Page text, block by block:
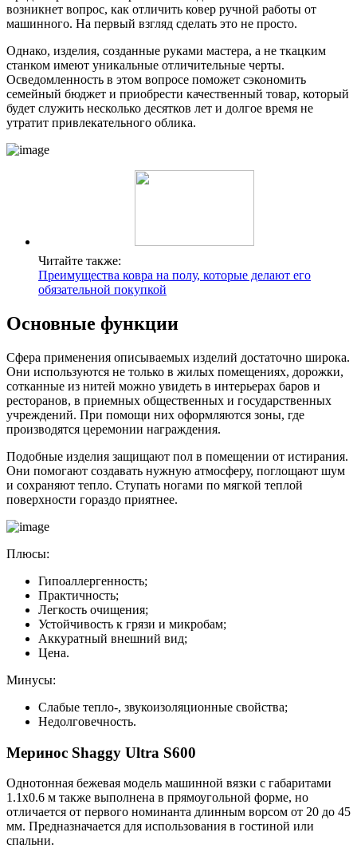
возникнет вопрос, как отличить ковер ручной работы от
машинного. На первый взгляд сделать это не просто.
Однако, изделия, созданные руками мастера, а не ткацким
станком имеют уникальные отличительные черты.
Осведомленность в этом вопросе поможет сэкономить
семейный бюджет и приобрести качественный товар, который
будет служить несколько десятков лет и долгое время не
утратит привлекательного облика.
Читайте также:
Преимущества ковра на полу, которые делают его
обязательной покупкой
Основные функции
Сфера применения описываемых изделий достаточно широка.
Они используются не только в жилых помещениях, дорожки,
сотканные из нитей можно увидеть в интерьерах баров и
ресторанов, в приемных общественных и государственных
учреждений. При помощи них оформляются зоны, где
производятся церемонии награждения.
Подобные изделия защищают пол в помещении от истирания.
Они помогают создавать нужную атмосферу, поглощают шум
и сохраняют тепло. Ступать ногами по мягкой теплой
поверхности гораздо приятнее.
Плюсы:
Гипоаллергенность;
Практичность;
Легкость очищения;
Устойчивость к грязи и микробам;
Аккуратный внешний вид;
Цена.
Минусы:
Слабые тепло-, звукоизоляционные свойства;
Недолговечность.
Меринос Shaggy Ultra S600
Однотонная бежевая модель машинной вязки с габаритами
1.1х0.6 м также выполнена в прямоугольной форме, но
отличается от первого номинанта длинным ворсом от 20 до 45
мм. Предназначается для использования в гостиной или
спальни.